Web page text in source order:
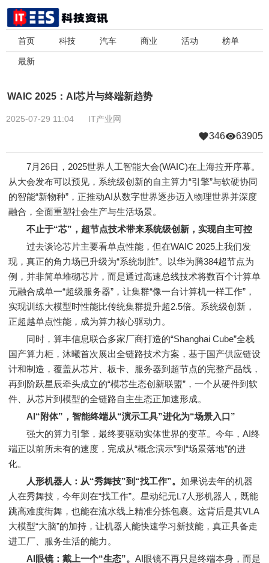
首页 科技 汽车 商业 活动 榜单
最新
WAIC 2025：AI芯片与终端新趋势
2025-07-29 11:04 IT产业网
346 63905
7月26日，2025世界人工智能大会(WAIC)在上海拉开序幕。
从大会发布可以预见，系统级创新的自主算力“引擎”与软硬协同
的智能“新物种”，正推动AI从数字世界逐步迈入物理世界并深度
融合，全面重塑社会生产与生活场景。
不止于“芯”，超节点技术带来系统级创新，实现自主可控
过去谈论芯片主要看单点性能，但在WAIC 2025上我们发
现，真正的角力场已升级为“系统制胜”。以华为腾384超节点为
例，并非简单堆砌芯片，而是通过高速总线技术将数百个计算单
元融合成单一“超级服务器”，让集群“像一台计算机一样工作”，
实现训练大模型时性能比传统集群提升超2.5倍。系统级创新，
正超越单点性能，成为算力核心驱动力。
同时，算丰信息联合多家厂商打造的“Shanghai Cube”全栈
国产算力柜，沐曦首次展出全链路技术方案，基于国产供应链设
计和制造，覆盖从芯片、板卡、服务器到超节点的完整产品线，
再到阶跃星辰牵头成立的“模芯生态创新联盟”，一个从硬件到软
件、从芯片到模型的全链路自主生态正加速形成。
AI“附体”，智能终端从“演示工具”进化为“场景入口”
强大的算力引擎，最终要驱动实体世界的变革。今年，AI终
端正以前所未有的速度，完成从“概念演示”到“场景落地”的进
化。
人形机器人：从“秀舞技”到“找工作”。 如果说去年的机器
人在秀舞技，今年则在“找工作”。星动纪元L7人形机器人，既能
跳高难度街舞，也能在流水线上精准分拣包裹。这背后是其VLA
大模型“大脑”的加持，让机器人能快速学习新技能，真正具备走
进工厂、服务生活的能力。
AI眼镜：戴上一个“生态”。 AI眼镜不再只是终端本身，而是